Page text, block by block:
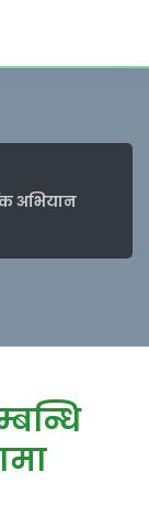
अभियान